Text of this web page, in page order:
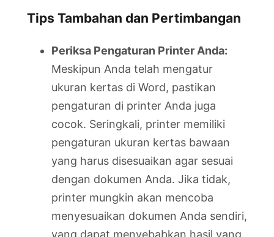
Tips Tambahan dan Pertimbangan
Periksa Pengaturan Printer Anda:
Meskipun Anda telah mengatur
ukuran kertas di Word, pastikan
pengaturan di printer Anda juga
cocok. Seringkali, printer memiliki
pengaturan ukuran kertas bawaan
yang harus disesuaikan agar sesuai
dengan dokumen Anda. Jika tidak,
printer mungkin akan mencoba
menyesuaikan dokumen Anda sendiri,